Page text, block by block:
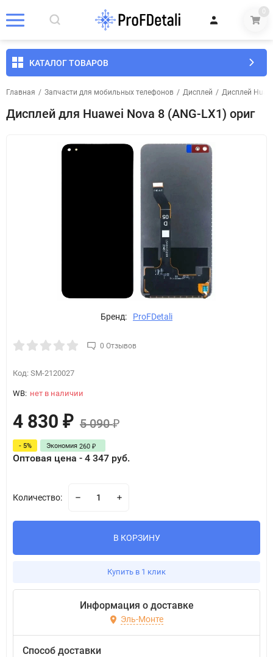
0
КАТАЛОГ ТОВАРОВ
Главная / Запчасти для мобильных телефонов / Дисплей / Дисплей
Дисплей для Huawei Nova 8 (ANG-LX1) ориг
Бренд: ProFDetali
0 Отзывов
Код: SM-2120027
WB: нет в наличии
4 830 ₽ 5 090₽
- 5% Экономия 260 ₽
Оптовая цена - 4 347 руб.
Количество:
В КОРЗИНУ
Купить в 1 клик
Информация о доставке
Эль-Монте
Способ доставки